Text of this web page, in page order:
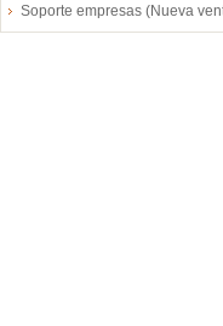
Soporte empresas (Nueva